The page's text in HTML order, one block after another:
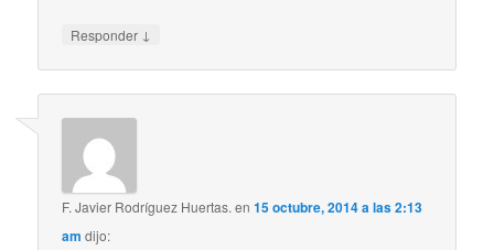
Responder ↓
F. Javier Rodríguez Huertas.en15 octubre, 2014 a las 2:13
am dijo: